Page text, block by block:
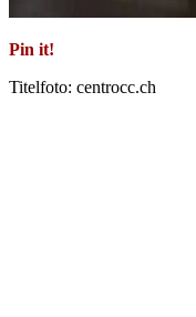
Pin it!
Titelfoto: centrocc.ch